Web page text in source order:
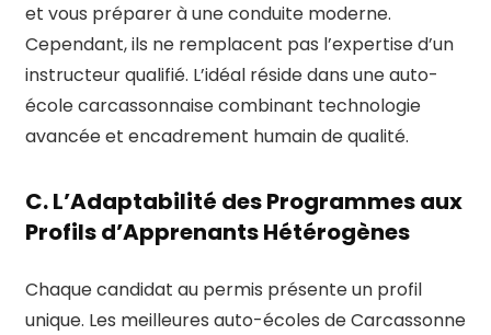
et vous préparer à une conduite moderne.
Cependant, ils ne remplacent pas l’expertise d’un
instructeur qualifié. L’idéal réside dans une auto-
école carcassonnaise combinant technologie
avancée et encadrement humain de qualité.
C. L’Adaptabilité des Programmes aux
Profils d’Apprenants Hétérogènes
Chaque candidat au permis présente un profil
unique. Les meilleures auto-écoles de Carcassonne